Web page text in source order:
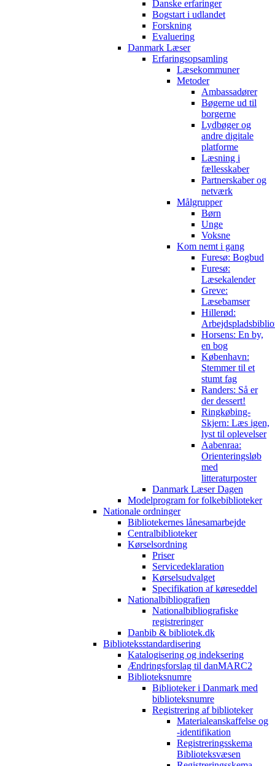
Danske erfaringer
Bogstart i udlandet
Forskning
Evaluering
Danmark Læser
Erfaringsopsamling
Læsekommuner
Metoder
Ambassadører
Bøgerne ud til
borgerne
Lydbøger og
andre digitale
platforme
Læsning i
fællesskaber
Partnerskaber og
netværk
Målgrupper
Børn
Unge
Voksne
Kom nemt i gang
Furesø: Bogbud
Furesø:
Læsekalender
Greve:
Læsebamser
Hillerød:
Horsens: En by,
en bog
København:
Stemmer til et
stumt fag
Randers: Så er
der dessert!
Ringkøbing-
Skjern: Læs igen,
lyst til oplevelser
Aabenraa:
Orienteringsløb
med
litteraturposter
Danmark Læser Dagen
Modelprogram for folkebiblioteker
Nationale ordninger
Bibliotekernes lånesamarbejde
Centralbiblioteker
Kørselsordning
Priser
Servicedeklaration
Kørselsudvalget
Specifikation af køreseddel
Nationalbibliografien
Nationalbibliografiske
registreringer
Danbib & bibliotek.dk
Biblioteksstandardisering
Katalogisering og indeksering
Ændringsforslag til danMARC2
Biblioteksnumre
Biblioteker i Danmark med
biblioteksnumre
Registrering af biblioteker
Materialeanskaffelse og
-identifikation
Registreringsskema
Biblioteksvæsen